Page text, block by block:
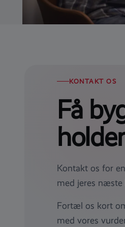
KONTAKT OS
Få
Kontakt os for
med jeres næste
Fortæl os kort
med vores